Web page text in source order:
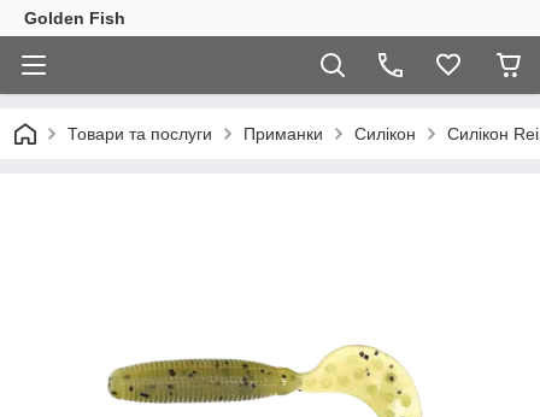
Golden Fish
Товари та послуги Приманки Силікон Силікон